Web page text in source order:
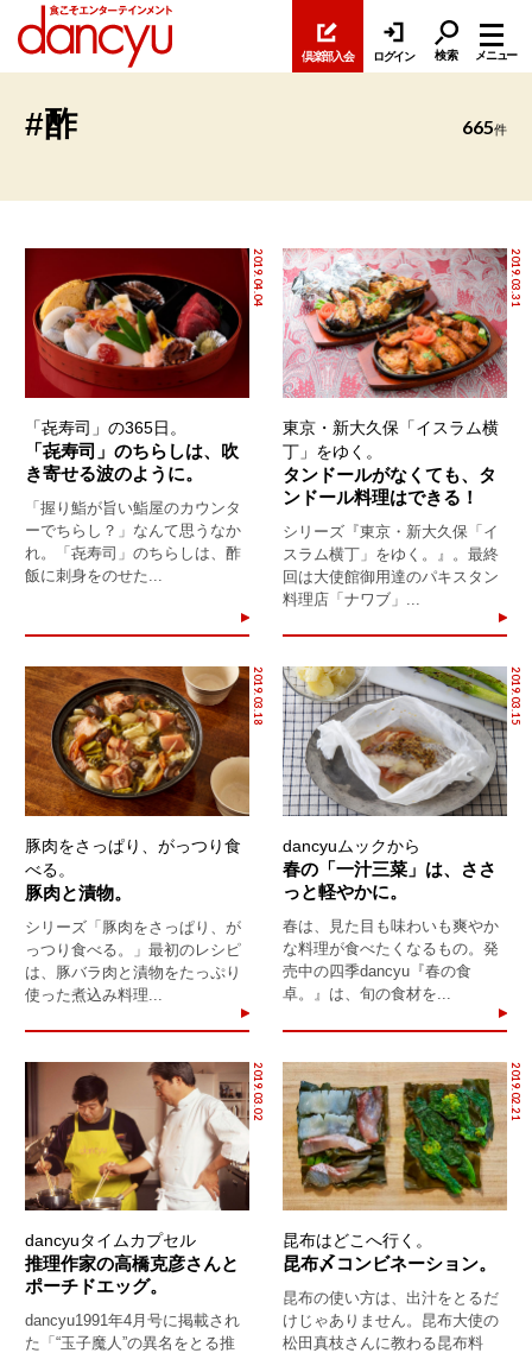
倶楽部入会 ログイン 検索 メニュー
#酢 665件
2019.04.04
「㐂寿司」の365日。
「㐂寿司」のちらしは、吹
き寄せる波のように。
「握り鮨が旨い鮨屋のカウンタ
ーでちらし？」なんて思うなか
れ。「㐂寿司」のちらしは、酢
飯に刺身をのせた...
2019.03.31
東京・新大久保「イスラム横
丁」をゆく。
タンドールがなくても、タ
ンドール料理はできる！
シリーズ『東京・新大久保「イ
スラム横丁」をゆく。』。最終
回は大使館御用達のパキスタン
料理店「ナワブ」...
2019.03.18
豚肉をさっぱり、がっつり食
べる。
豚肉と漬物。
シリーズ「豚肉をさっぱり、が
っつり食べる。」最初のレシピ
は、豚バラ肉と漬物をたっぷり
使った煮込み料理...
2019.03.15
dancyuムックから
春の「一汁三菜」は、ささ
っと軽やかに。
春は、見た目も味わいも爽やか
な料理が食べたくなるもの。発
売中の四季dancyu『春の食
卓。』は、旬の食材を...
2019.03.02
dancyuタイムカプセル
推理作家の高橋克彦さんと
ポーチドエッグ。
dancyu1991年4月号に掲載され
た「“玉子魔人”の異名をとる推
2019.02.21
昆布はどこへ行く。
昆布〆コンビネーション。
昆布の使い方は、出汁をとるだ
けじゃありません。昆布大使の
松田真枝さんに教わる昆布料